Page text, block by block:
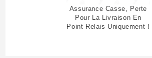
Assurance Casse, Perte
Pour La Livraison En
Point Relais Uniquement !